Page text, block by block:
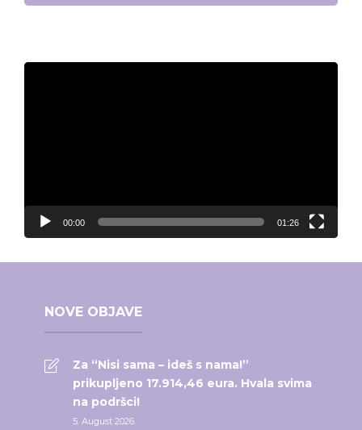
Video
00:00 01:26
NOVE OBJAVE
Za “Nisi sama – ideš s nama!”
prikupljeno 17.914,46 eura. Hvala svima
na podršci!
5. August 2026.